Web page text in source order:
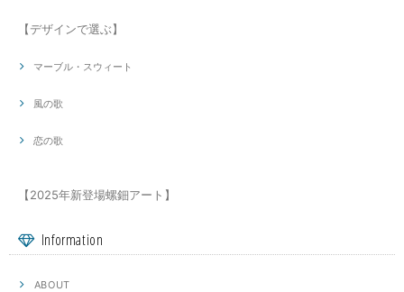
【デザインで選ぶ】
マーブル・スウィート
風の歌
恋の歌
【2025年新登場螺鈿アート】
Information
ABOUT